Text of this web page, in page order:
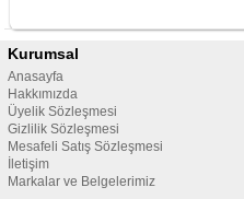
Kurumsal
Anasayfa
Hakkımızda
Üyelik Sözleşmesi
Gizlilik Sözleşmesi
Mesafeli Satış Sözleşmesi
İletişim
Markalar ve Belgelerimiz